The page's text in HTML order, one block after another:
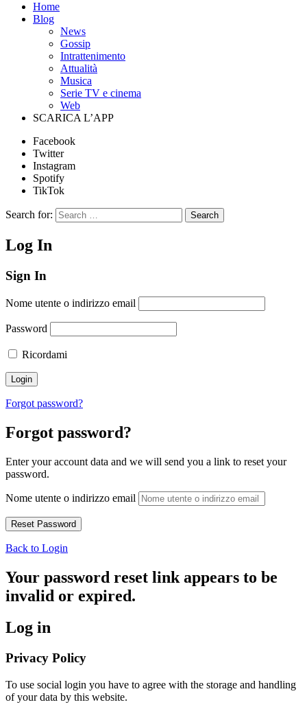
Home
Blog
News
Gossip
Intrattenimento
Attualità
Musica
Serie TV e cinema
Web
SCARICA L’APP
Facebook
Twitter
Instagram
Spotify
TikTok
Search for: Search
Log In
Sign In
Nome utente o indirizzo email
Password
Ricordami
Forgot password?
Forgot password?
Enter your account data and we will send you a link to reset your
password.
Nome utente o indirizzo email
Back to Login
Your password reset link appears to be
invalid or expired.
Log in
Privacy Policy
To use social login you have to agree with the storage and handling
of your data by this website.